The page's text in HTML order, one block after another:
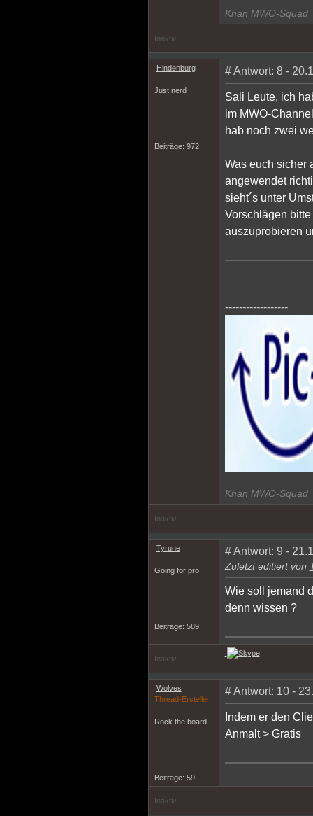
Khan MWO-Squad
Inaktiv
Hindenburg
Just nerd
Beiträge: 972
# Antwort: 8 -
Sali Leute, ich
im MWO-
hab noch zwei
Was euch sicher
angewendet
sieht´s unter
Vorschlägen
auszuprobieren
------------------
Khan MWO-Squad
Inaktiv
Tyrune
Going for pro
Beiträge: 589
# Antwort: 9 -
Zuletzt editiert von
Wie soll jemand
denn wissen ?
Inaktiv
Wolves
Thread-Ersteller
Rock the board
Beiträge: 59
# Antwort: 10 -
Indem er den
Anmalt > Gratis
Inaktiv